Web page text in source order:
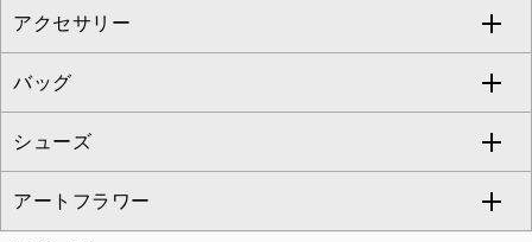
GEORGES RECH
GIANNI LO GIUDICE
CHRISTIAN AUJARD
CHRISTIAN AUJARD Lサイズ
ベスト・ジレ
パーカー
タンクトップ・キャミソール
スウェット・ジャージー
その他のワンピース・ドレス
ハーフ・ショート丈パンツ
サロペット・オールインワン
その他のパンツ
ミモレ丈スカート
ショート・ミニ丈スカート
その他のスカート
ノーカラージャケット
セットアップ
セットアップジャケット
セットアップパンツ
トレンチコート
ピーコート
ダッフルコート
チェスターコート
すべてのグッズ・小物
マスク
ストール・マフラー・スヌード
ベルト・サスペンダー
アクセサリー
すべてのアクセサリー
ネックレス
ピアス・イヤリング
バッグ
すべてのバッグ
トートバッグ
シューズ
すべてのシューズ
アートフラワー